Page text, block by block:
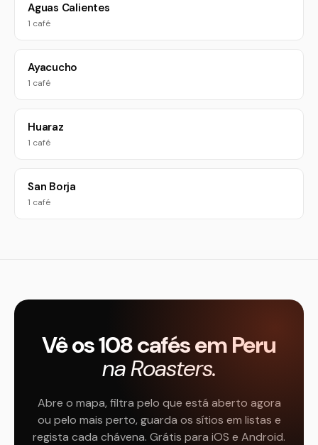
Aguas Calientes
1 café
Ayacucho
1 café
Huaraz
1 café
San Borja
1 café
Vê os 108 cafés em Peru
na Roasters.
Abre o mapa, filtra pelo que está aberto agora
ou pelo mais perto, guarda os sítios em listas e
regista cada chávena. Grátis para iOS e Android.